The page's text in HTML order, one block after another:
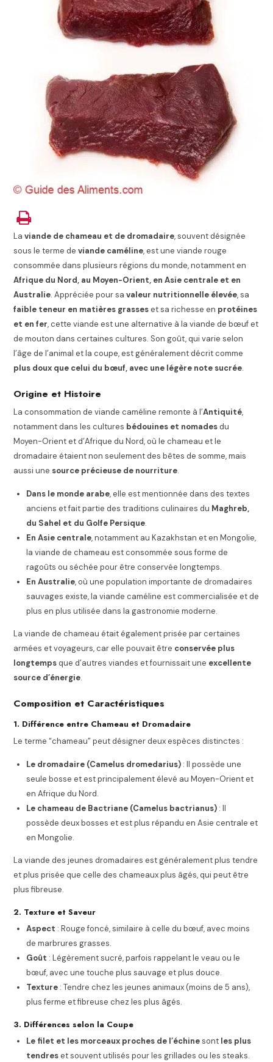
Laviande de chameau et de dromadaire, souvent désignée
sous le terme deviande caméline, est une viande rouge
consommée dans plusieurs régions du monde, notamment en
Afrique du Nord, au Moyen-Orient, en Asie centrale et en
Australie. Appréciée pour savaleur nutritionnelle élevée, sa
faible teneur en matières grasseset sa richesse en protéines
et en fer, cette viande est une alternative à la viande de bœuf et
de mouton dans certaines cultures. Son goût, qui varie selon
l’âge de l’animal et la coupe, est généralement décrit comme
plus doux que celui du bœuf, avec une légère note sucrée.
Origine et Histoire
La consommation de viande caméline remonte à l’Antiquité,
notamment dans les cultures bédouines et nomadesdu
Moyen-Orient et d’Afrique du Nord, où le chameau et le
dromadaire étaient non seulement des bêtes de somme, mais
aussi une source précieuse de nourriture.
Dans le monde arabe, elle est mentionnée dans des textes
anciens et fait partie des traditions culinaires du Maghreb,
du Sahel et du Golfe Persique.
En Asie centrale, notamment au Kazakhstan et en Mongolie,
la viande de chameau est consommée sous forme de
ragoûts ou séchée pour être conservée longtemps.
En Australie, où une population importante de dromadaires
sauvages existe, la viande caméline est commercialisée et de
plus en plus utilisée dans la gastronomie moderne.
La viande de chameau était également prisée par certaines
armées et voyageurs, car elle pouvait être conservée plus
longtempsque d’autres viandes et fournissait une excellente
source d’énergie.
Composition et Caractéristiques
1. Différence entre Chameau et Dromadaire
Le terme “chameau” peut désigner deux espèces distinctes :
Le dromadaire (Camelus dromedarius) : Il possède une
seule bosse et est principalement élevé au Moyen-Orient et
en Afrique du Nord.
Le chameau de Bactriane (Camelus bactrianus) : Il
possède deux bosses et est plus répandu en Asie centrale et
en Mongolie.
La viande des jeunes dromadaires est généralement plus tendre
et plus prisée que celle des chameaux plus âgés, qui peut être
plus fibreuse.
2. Texture et Saveur
Aspect : Rouge foncé, similaire à celle du bœuf, avec moins
de marbrures grasses.
Goût : Légèrement sucré, parfois rappelant le veau ou le
bœuf, avec une touche plus sauvage et plus douce.
Texture : Tendre chez les jeunes animaux (moins de 5 ans),
plus ferme et fibreuse chez les plus âgés.
3. Différences selon la Coupe
Le filet et les morceaux proches de l’échinesont les plus
tendreset souvent utilisés pour les grillades ou les steaks.